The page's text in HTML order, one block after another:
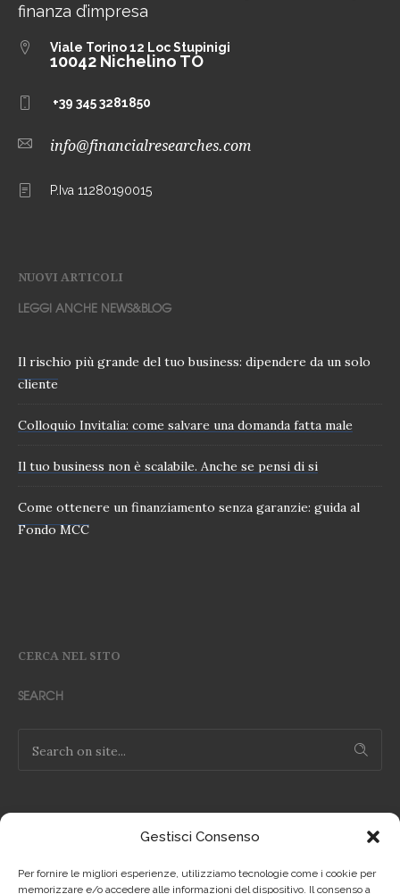
Gestisci Consenso
Per fornire le migliori esperienze, utilizziamo tecnologie come i cookie per
memorizzare e/o accedere alle informazioni del dispositivo. Il consenso a
finanza d’impresa
Viale Torino 12 Loc Stupinigi
10042 Nichelino TO
+39 345 3281850
info@financialresearches.com
P.Iva 11280190015
NUOVI ARTICOLI
LEGGI ANCHE NEWS&BLOG
Il rischio più grande del tuo business: dipendere da un solo
cliente
Colloquio Invitalia: come salvare una domanda fatta male
Il tuo business non è scalabile. Anche se pensi di si
Come ottenere un finanziamento senza garanzie: guida al
Fondo MCC
CERCA NEL SITO
SEARCH
Privacy Policy IT